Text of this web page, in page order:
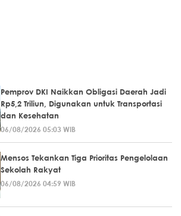
Pemprov DKI Naikkan Obligasi Daerah Jadi
Rp5,2 Triliun, Digunakan untuk Transportasi
dan Kesehatan
06/08/2026 05:03 WIB
Mensos Tekankan Tiga Prioritas Pengelolaan
Sekolah Rakyat
06/08/2026 04:59 WIB